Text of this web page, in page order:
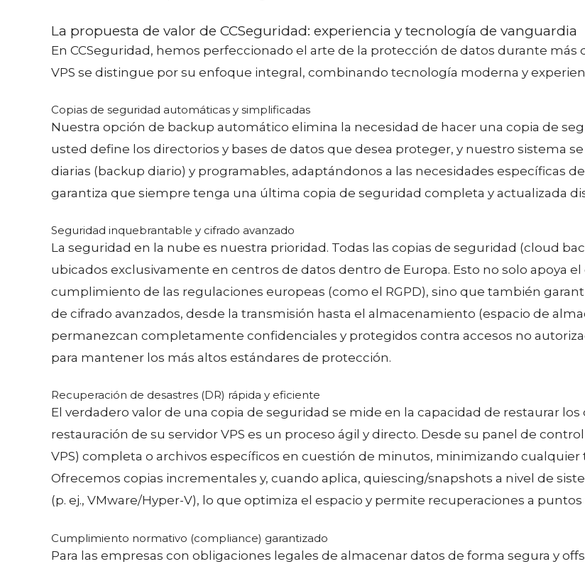
La propuesta de valor de CCSeguridad: experiencia y tecnología de vanguardia
En CCSeguridad, hemos perfeccionado el arte de la protección de datos durante más
VPS se distingue por su enfoque integral, combinando tecnología moderna y
Copias de seguridad automáticas y simplificadas
Nuestra opción de backup automático elimina la necesidad de hacer una copia de
usted define los directorios y bases de datos que desea proteger, y nuestro sistema
diarias (backup diario) y programables, adaptándonos a las necesidades específicas
garantiza que siempre tenga una última copia de seguridad completa y actualizada
Seguridad inquebrantable y cifrado avanzado
La seguridad en la nube es nuestra prioridad. Todas las copias de seguridad (cloud
ubicados exclusivamente en centros de datos dentro de Europa. Esto no solo apoya
cumplimiento de las regulaciones europeas (como el RGPD), sino que también
de cifrado avanzados, desde la transmisión hasta el almacenamiento (espacio de
permanezcan completamente confidenciales y protegidos contra accesos no
para mantener los más altos estándares de protección.
Recuperación de desastres (DR) rápida y eficiente
El verdadero valor de una copia de seguridad se mide en la capacidad de restaurar los
restauración de su servidor VPS es un proceso ágil y directo. Desde su panel de
VPS) completa o archivos específicos en cuestión de minutos, minimizando
Ofrecemos copias incrementales y, cuando aplica, quiescing/snapshots a nivel de
(p. ej., VMware/Hyper-V), lo que optimiza el espacio y permite recuperaciones a
Cumplimiento normativo (compliance) garantizado
Para las empresas con obligaciones legales de almacenar datos de forma segura y